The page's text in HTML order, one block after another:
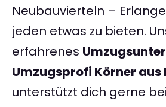
Neubauvierteln –
jeden etwas zu bieten.
erfahrenes
Umzugsprofi Körner aus
unterstützt dich gerne